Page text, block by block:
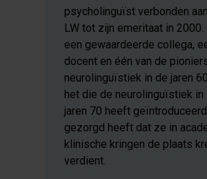
psycholinguïst verbonden
LW tot zijn emeritaat in
een gewaardeerde collega,
docent en één van de
neurolinguïstiek in de jaren
het die de neurolinguïstiek in
jaren 70 heeft
gezorgd heeft dat ze in
klinische kringen de plaats
verdient.